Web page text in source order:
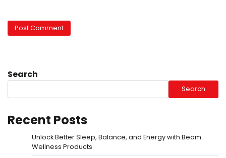
Search
Search
Recent Posts
Unlock Better Sleep, Balance, and Energy with Beam
Wellness Products